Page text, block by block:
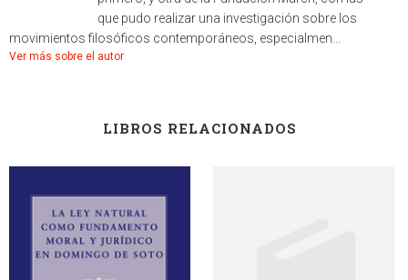
que pudo realizar una investigación sobre los
movimientos filosóficos contemporáneos, especialmen...
Ver más sobre el autor
LIBROS RELACIONADOS